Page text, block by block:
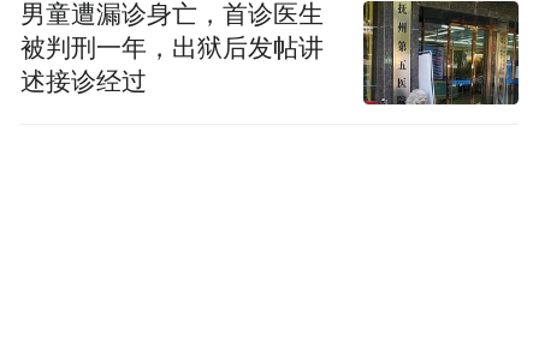
男童遭漏诊身亡，首诊医生
被判刑一年，出狱后发帖讲
述接诊经过